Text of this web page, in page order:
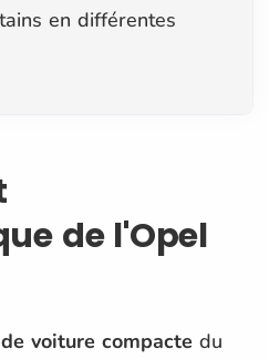
en différentes
de l'Opel
voiture compacte du